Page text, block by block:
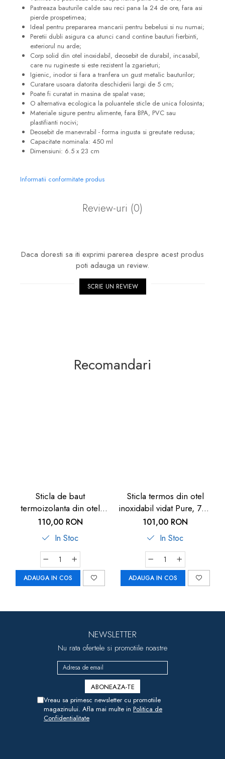
Pastreaza bauturile calde sau reci pana la 24 de ore, fara asi
pierde prospetimea;
Ideal pentru prepararea mancarii pentru bebelusi si nu numai;
Peretii dubli asigura ca atunci cand contine bauturi fierbinti,
exteriorul nu arde;
Corp solid din otel inoxidabil, deosebit de durabil, incasabil,
care nu rugineste si este rezistent la zgarieturi;
Igienic, inodor si fara a tranfera un gust metalic bauturilor;
Curatare usoara datorita deschiderii largi de 5 cm;
Poate fi curatat in masina de spalat vase;
O alternativa ecologica la poluantele sticle de unica folosinta;
Materiale sigure pentru alimente, fara BPA, PVC sau
plastifianti nocivi;
Deosebit de manevrabil - forma ingusta si greutate redusa;
Capacitate nominala: 450 ml
Dimensiuni: 6.5 x 23 cm
Informatii conformitate produs
Review-uri (0)
Daca doresti sa iti exprimi parerea despre acest produs
poti adauga un review.
SCRIE UN REVIEW
Recomandari
Sticla de baut
termoizolanta din otel
inoxidabil vidat Colour,
500 ml, gri, Reer 90801
110,00 RON
In Stoc
ADAUGA IN COS
Sticla termos din otel
inoxidabil vidat Pure, 700
ml, Reer 90728
101,00 RON
In Stoc
ADAUGA IN COS
NEWSLETTER
Nu rata ofertele si promotiile noastre
Vreau sa primesc newsletter cu promotiile
magazinului. Afla mai multe in Politica de
Confidentialitate